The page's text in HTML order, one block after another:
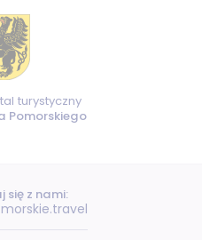
turystyczny
Pomorskiego
się z nami: